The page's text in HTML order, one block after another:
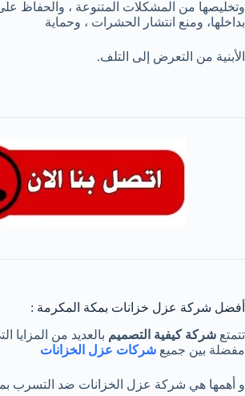
وتخليصها من المشكلات المتنوعة ، والحفاظ
بداخلها، ومنع انتشار الحشرات ، وحماية
الأبنية من التعرض إلى التلف.
أفضل شركة عزل خزانات بمكة المكرمة :
تتمتع شركة كيفية التصميم بالعديد من المزايا
مفضلة بين جميع شركات عزل الخزانات
و أهمها هي شركة عزل الخزانات ضد التسرب بمكة